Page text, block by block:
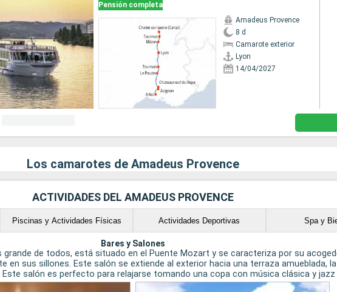
Pensión completa
Amadeus Provence
8 d
Camarote exterior
Lyon
14/04/2027
Los camarotes de Amadeus Provence
ACTIVIDADES DEL AMADEUS PROVENCE
Piscinas y Actividades Físicas Actividades Deportivas Spa y
Bares y Salones
grande de todos, está situado en el Puente Mozart y se caracteriza por su
sus sillones. Este salón se extiende al exterior hacia una terraza amueblada,
salón es perfecto para relajarse tomando una copa con música clásica y